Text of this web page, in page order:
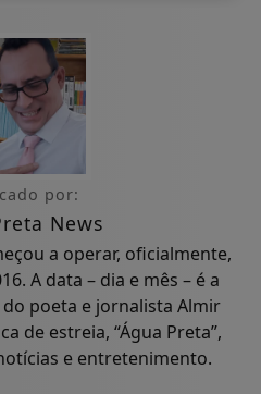
por:
News
a operar, oficialmente,
A data – dia e mês – é a
poeta e jornalista Almir
de estreia, “Água Preta”,
e entretenimento.